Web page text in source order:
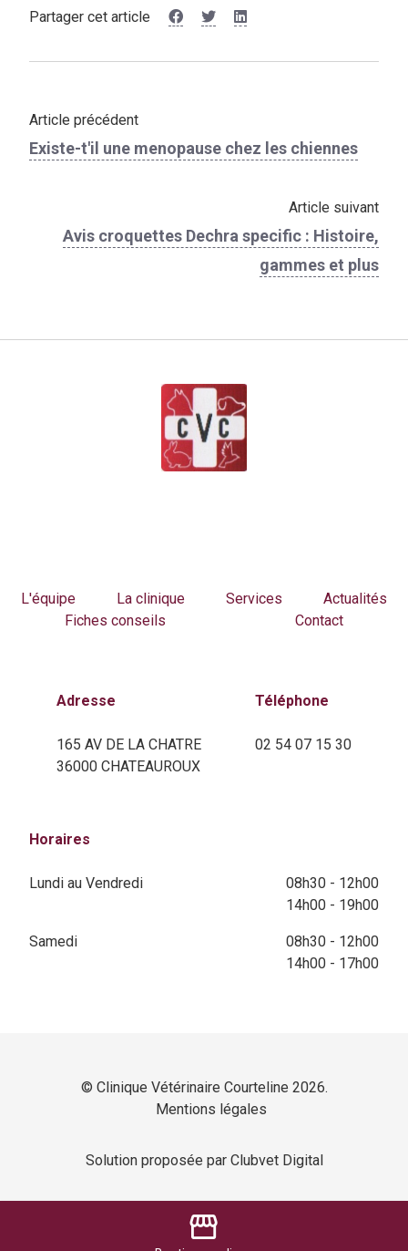
Partager cet article
Article précédent
Existe-t'il une menopause chez les chiennes
Article suivant
Avis croquettes Dechra specific : Histoire,
gammes et plus
storefront
L'équipe La clinique Services
Actualités
Fiches conseils
Contact
Adresse
165 AV DE LA CHATRE
36000 CHATEAUROUX
Téléphone
02 54 07 15 30
Horaires
Lundi au Vendredi
08h30 - 12h00
14h00 - 19h00
Samedi
08h30 - 12h00
14h00 - 17h00
© Clinique Vétérinaire Courteline 2026.
Mentions légales
Solution proposée par Clubvet Digital